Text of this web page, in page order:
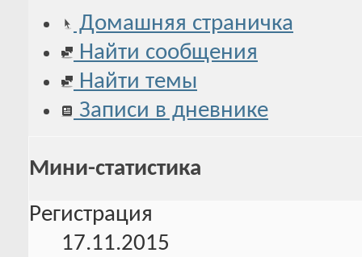
Домашняя страничка
Найти сообщения
Найти темы
Записи в дневнике
Мини-статистика
Регистрация
17.11.2015